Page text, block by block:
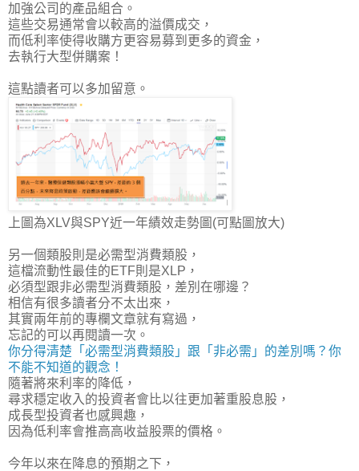
加強公司的產品組合。
這些交易通常會以較高的溢價成交，
而低利率使得收購方更容易募到更多的資金，
去執行大型併購案！
這點讀者可以多加留意。
上圖為XLV與SPY近一年績效走勢圖(可點圖放大)
另一個類股則是必需型消費類股，
這檔流動性最佳的ETF則是XLP，
必須型跟非必需型消費類股，差別在哪邊？
相信有很多讀者分不太出來，
其實兩年前的專欄文章就有寫過，
忘記的可以再閱讀一次。
你分得清楚「必需型消費類股」跟「非必需」的差別嗎？你
不能不知道的觀念！
隨著將來利率的降低，
尋求穩定收入的投資者會比以往更加著重股息股，
成長型投資者也感興趣，
因為低利率會推高高收益股票的價格。
今年以來在降息的預期之下，